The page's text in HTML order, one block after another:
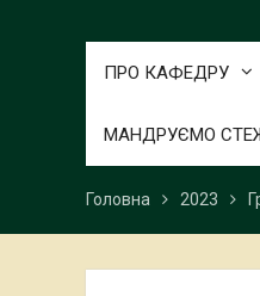
ПРО КАФЕДРУ
МАНДРУЄМО
Головна 2023